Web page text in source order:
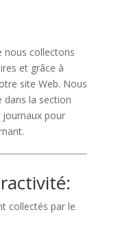
nous collectons
et grâce à
site Web. Nous
dans la section
pour
collectés par le